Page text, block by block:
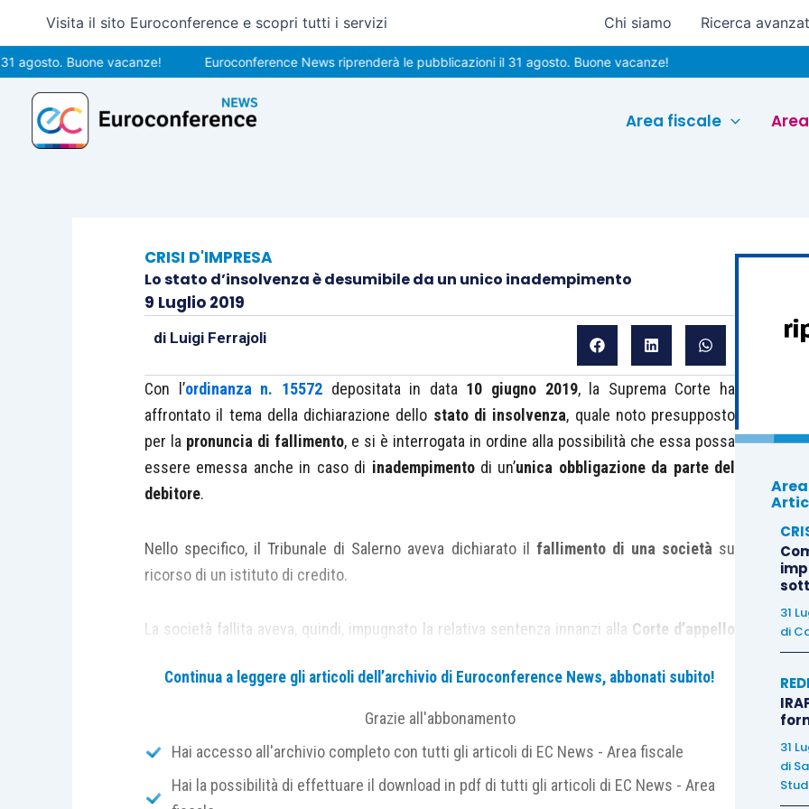
contenuto
Visita il sito Euroconference e scopri tutti i servizi Chi siamo Ricerca
Buone vacanze! Euroconference News riprenderà le pubblicazioni il 31 agosto. Buone vacanze!
Area fiscale
CRISI D'IMPRESA
Lo stato d’insolvenza è desumibile da un unico inadempimento
9 Luglio 2019
di Luigi Ferrajoli
Con l’ordinanza n. 15572 depositata in data 10 giugno 2019, la Suprema Corte ha
affrontato il tema della dichiarazione dello stato di insolvenza, quale noto presupposto
per la pronuncia di fallimento, e si è interrogata in ordine alla possibilità che essa possa
essere emessa anche in caso di inadempimento di un’unica obbligazione da parte del
debitore.
Nello specifico, il Tribunale di Salerno aveva dichiarato il fallimento di una società su
ricorso di un istituto di credito.
La società fallita aveva, quindi, impugnato la relativa sentenza innanzi alla Corte d’appello
circostanze – come lostato d’insolvenzadella società fosse desumibile sia dalmancato
(in misura comunque ridotta rispetto a quella originariamente dovuta) del
dismesso il suo patrimonio rendendo vane le azioni esecutive dei creditori.
Continua a leggere gli articoli dell’archivio di Euroconference News, abbonati subito!
Grazie all'abbonamento
Hai accesso all'archivio completo con tutti gli articoli di EC News - Area fiscale
Hai la possibilità di effettuare il download in pdf di tutti gli articoli di EC News - Area
31
di
31
di